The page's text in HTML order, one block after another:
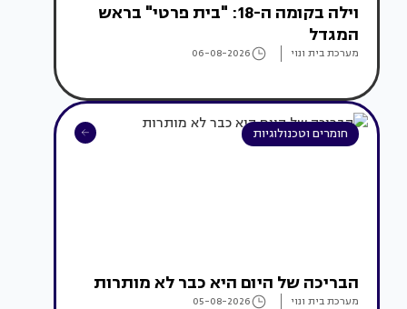
וילה בקומה ה-18: "בית פרטי" בראש
המגדל
מערכת בית ונוי 06-08-2026
חומרים וטכנולוגיות
הבריכה של היום היא כבר לא מותרות
מערכת בית ונוי 05-08-2026